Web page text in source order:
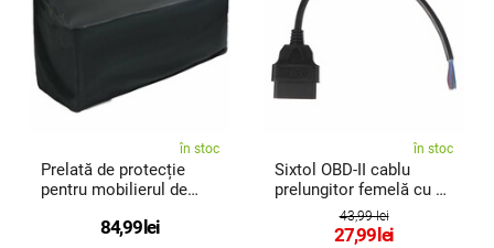
în stoc
Prelată de protecție
pentru mobilierul de
84,99 lei
în stoc
Sixtol OBD-II cablu
prelungitor femelă cu 16
piniterminat cu cabluri
de 30 cm MECHANIC
43,99 lei
27,99 lei